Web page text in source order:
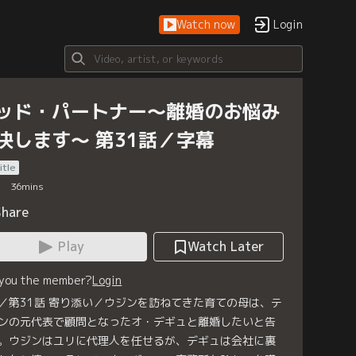
Watch now Login
ド・パートナー～離婚のお悩み
します～ 第31話／字幕
36mins
Play
Watch Later
the member?Login
第31話 寄り添い／ウジンを訪ねてきた育ての母は、テ
の元代表で顧問となったオ・デギュと離婚したいと告
ウジンはユリに代理人を任せるが、デギュは会社に裏